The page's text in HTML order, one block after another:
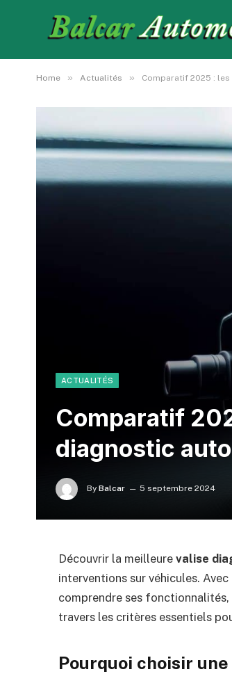
Home » Actualités » Comparatif 2025 :
ACTUALITÉS
Comparatif
diagnostic
By Balcar 5 septembre 2024
Découvrir la meilleurevalise
interventions sur véhicules.
comprendre ses
travers les critères essentiels
Pourquoi choisir